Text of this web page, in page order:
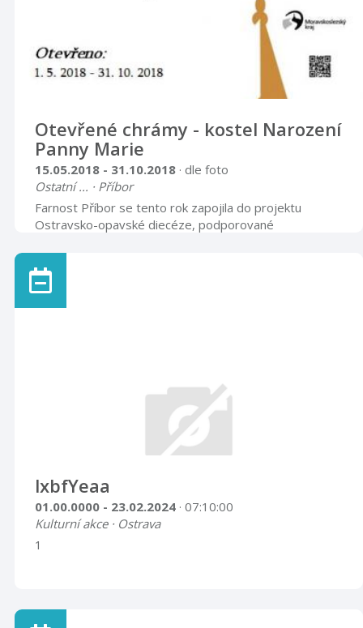
Otevřené chrámy - kostel Narození
Panny Marie
15.05.2018 - 31.10.2018 · dle foto
Ostatní ... · Příbor
Farnost Příbor se tento rok zapojila do projektu
Ostravsko-opavské diecéze, podporované
zpřístupní v daných měsících a dnech vybrané kostely. V
naší farnosti byl vybrán farní kostel Narození Panny
Marie. Otevírací doba bude od 1.5. 2018 do 31.10.
lxbfYeaa
01.00.0000 - 23.02.2024 · 07:10:00
Kulturní akce · Ostrava
1